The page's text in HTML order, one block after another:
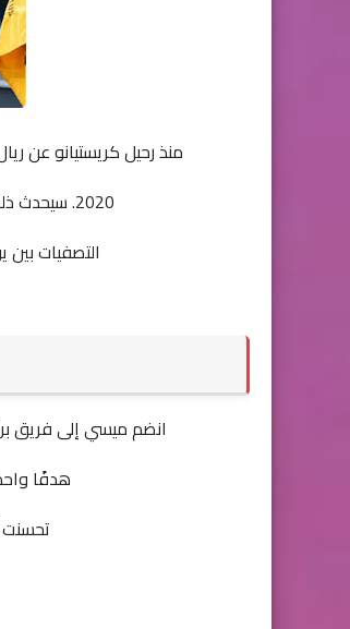
منذ رحيل كريستيانو عن
2020. سيحدث ذلك في الجولة الثانية من دوري أبطال أوروبا 2020. عدوى فيروس الرون ،
التصفيات بين
انضم ميسي إلى فريق برشلونة الأول عام 2004 وبدأ
هدفًا